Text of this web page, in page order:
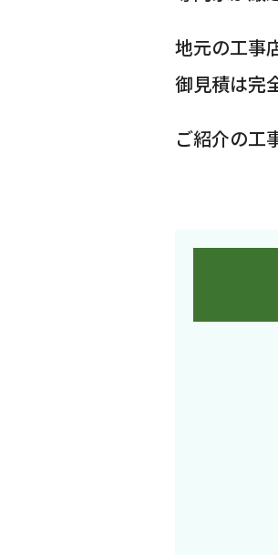
地元の工事
御見積は完
ご紹介の工